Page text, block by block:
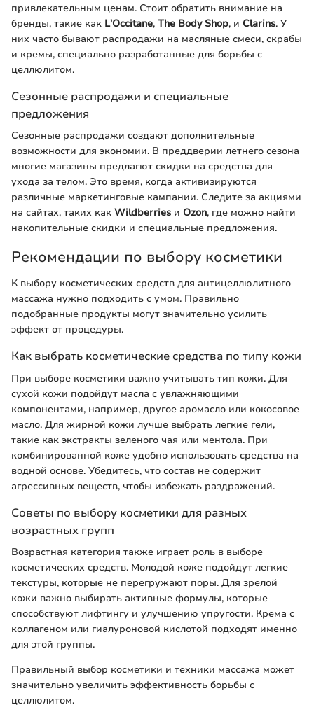
привлекательным ценам. Стоит обратить внимание на
бренды, такие как L'Occitane, The Body Shop, и Clarins. У
них часто бывают распродажи на масляные смеси, скрабы
и кремы, специально разработанные для борьбы с
целлюлитом.
Сезонные распродажи и специальные
предложения
Сезонные распродажи создают дополнительные
возможности для экономии. В преддверии летнего сезона
многие магазины предлагют скидки на средства для
ухода за телом. Это время, когда активизируются
различные маркетинговые кампании. Следите за акциями
на сайтах, таких как Wildberries и Ozon, где можно найти
накопительные скидки и специальные предложения.
Рекомендации по выбору косметики
К выбору косметических средств для антицеллюлитного
массажа нужно подходить с умом. Правильно
подобранные продукты могут значительно усилить
эффект от процедуры.
Как выбрать косметические средства по типу кожи
При выборе косметики важно учитывать тип кожи. Для
сухой кожи подойдут масла с увлажняющими
компонентами, например, другое аромасло или кокосовое
масло. Для жирной кожи лучше выбрать легкие гели,
такие как экстракты зеленого чая или ментола. При
комбинированной коже удобно использовать средства на
водной основе. Убедитесь, что состав не содержит
агрессивных веществ, чтобы избежать раздражений.
Советы по выбору косметики для разных
возрастных групп
Возрастная категория также играет роль в выборе
косметических средств. Молодой коже подойдут легкие
текстуры, которые не перегружают поры. Для зрелой
кожи важно выбирать активные формулы, которые
способствуют лифтингу и улучшению упругости. Крема с
коллагеном или гиалуроновой кислотой подходят именно
для этой группы.
Правильный выбор косметики и техники массажа может
значительно увеличить эффективность борьбы с
целлюлитом.